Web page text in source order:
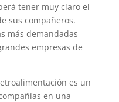
tener muy claro el
sus compañeros.
más demandadas
empresas de
es un
en una